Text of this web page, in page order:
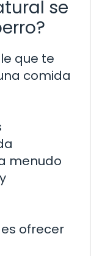
se
que te
comida
menudo
ofrecer